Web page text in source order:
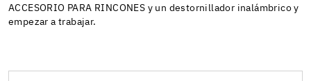
ACCESORIO PARA RINCONES y un destornillador inalámbrico y
empezar a trabajar.